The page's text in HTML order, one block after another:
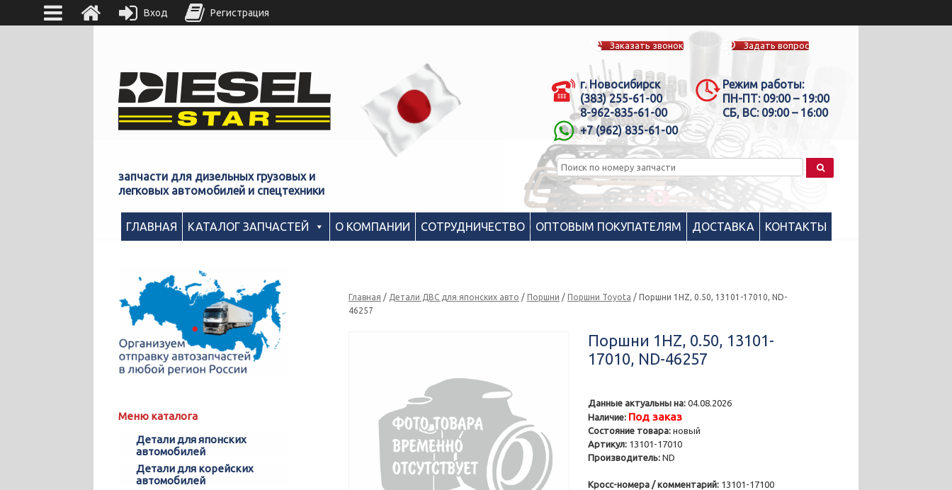
запчасти для дизельных грузовых и
легковых автомобилей и спецтехники
Заказать звонок Задать вопрос
г. Новосибирск
(383) 255-61-00
8-962-835-61-00
+7 (962) 835-61-00
Режим работы:
ПН-ПТ: 09:00 – 19:00
СБ, ВС: 09:00 – 16:00
ГЛАВНАЯ КАТАЛОГ ЗАПЧАСТЕЙ О КОМПАНИИ СОТРУДНИЧЕСТВО ОПТОВЫМ ПОКУПАТЕЛЯМ ДОСТАВКА КОНТАКТЫ
Главная / Детали ДВС для японских авто /Поршни /Поршни Toyota / Поршни 1HZ, 0.50, 13101-17010, ND-
46257
Поршни 1HZ, 0.50, 13101-
17010, ND-46257
Данные актуальны на: 04.08.2026
Наличие: Под заказ
Состояние товара: новый
Артикул: 13101-17010
Производитель: ND
Кросс-номера / комментарий: 13101-17100
Меню каталога
Детали для японских
автомобилей
Детали для корейских
автомобилей
Вход Регистрация